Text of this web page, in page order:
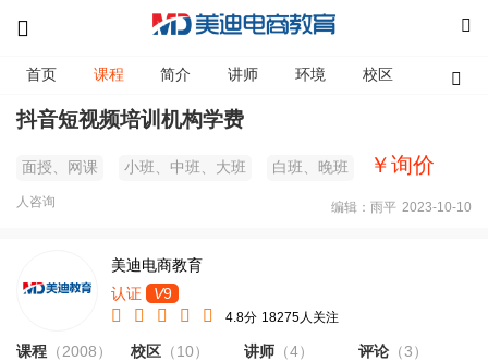
首页 课程 简介 讲师 环境 校区 资讯
抖音短视频培训机构学费
面授、网课 小班、中班、大班 白班、晚班 ￥询价
人咨询 2023-10-10
编辑：雨平
美迪电商教育
认证
V9
4.8分 18275人关注
课程 （2008） 校区（10） 讲师 （4） 评论（3）